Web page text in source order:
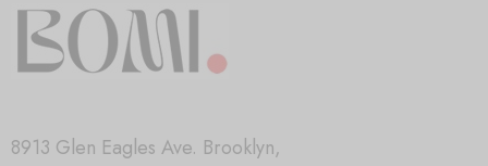
8913 Glen Eagles Ave. Brooklyn,